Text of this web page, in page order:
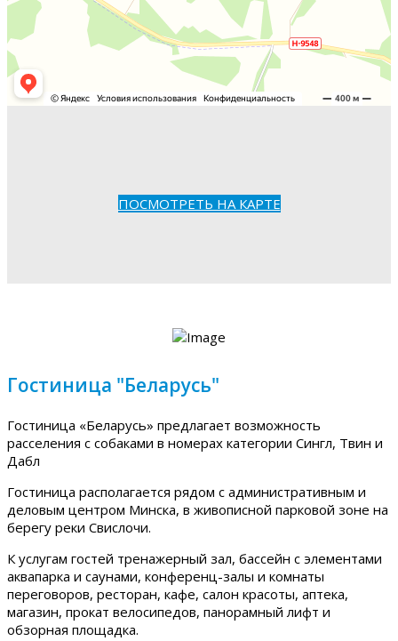
ПОСМОТРЕТЬ НА КАРТЕ
Гостиница "Беларусь"
Гостиница «Беларусь» предлагает возможность
расселения с собаками в номерах категории Сингл, Твин и
Дабл
Гостиница располагается рядом с административным и
деловым центром Минска, в живописной парковой зоне на
берегу реки Свислочи.
К услугам гостей тренажерный зал, бассейн с элементами
аквапарка и саунами, конференц-залы и комнаты
переговоров, ресторан, кафе, салон красоты, аптека,
магазин, прокат велосипедов, панорамный лифт и
обзорная площадка.